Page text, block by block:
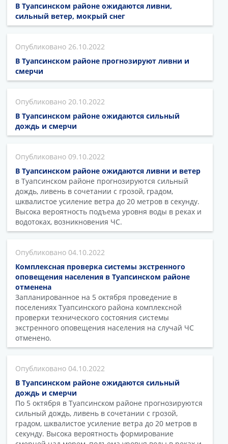
В Туапсинском районе ожидаются ливни,
сильный ветер, мокрый снег
26.10.2022
В Туапсинском районе прогнозируют ливни и
смерчи
20.10.2022
В Туапсинском районе ожидаются сильный
дождь и смерчи
09.10.2022
В Туапсинском районе ожидаются ливни и ветер
в Туапсинском районе прогнозируются сильный
дождь, ливень в сочетании с грозой, градом,
шквалистое усиление ветра до 20 метров в секунду.
Высока вероятность подъема уровня воды в реках и
водотоках, возникновения ЧС.
04.10.2022
Комплексная проверка системы экстренного
оповещения населения в Туапсинском районе
отменена
Запланированное на 5 октября проведение в
поселениях Туапсинского района комплексной
проверки технического состояния системы
экстренного оповещения населения на случай ЧС
отменено.
04.10.2022
В Туапсинском районе ожидаются сильный
дождь и смерчи
По 5 октября в Туапсинском районе прогнозируются
сильный дождь, ливень в сочетании с грозой,
градом, шквалистое усиление ветра до 20 метров в
секунду. Высока вероятность формирование